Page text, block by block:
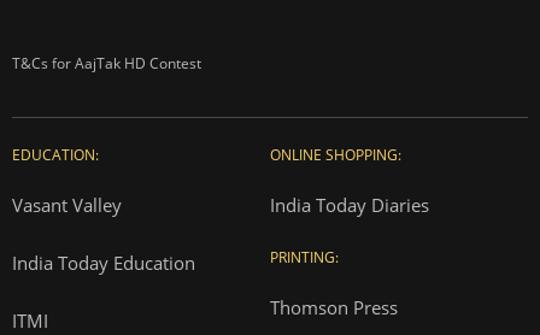
T&Cs for AajTak HD Contest
EDUCATION:
Vasant Valley
India Today Education
ITMI
ONLINE SHOPPING:
India Today Diaries
PRINTING:
Thomson Press